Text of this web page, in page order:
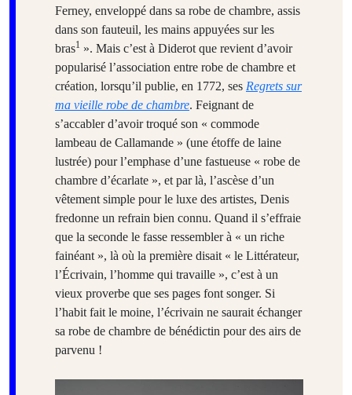
Ferney, enveloppé dans sa robe de chambre, assis
dans son fauteuil, les mains appuyées sur les
bras1 ». Mais c’est à Diderot que revient d’avoir
popularisé l’association entre robe de chambre et
création, lorsqu’il publie, en 1772, ses Regrets sur
ma vieille robe de chambre. Feignant de
s’accabler d’avoir troqué son « commode
lambeau de Callamande » (une étoffe de laine
lustrée) pour l’emphase d’une fastueuse « robe de
chambre d’écarlate », et par là, l’ascèse d’un
vêtement simple pour le luxe des artistes, Denis
fredonne un refrain bien connu. Quand il s’effraie
que la seconde le fasse ressembler à « un riche
fainéant », là où la première disait « le Littérateur,
l’Écrivain, l’homme qui travaille », c’est à un
vieux proverbe que ses pages font songer. Si
l’habit fait le moine, l’écrivain ne saurait échanger
sa robe de chambre de bénédictin pour des airs de
parvenu !